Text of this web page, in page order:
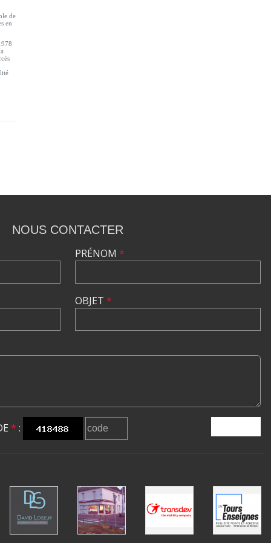
de
en
NOUS CONTACTER
PRÉNOM *
OBJET *
* :